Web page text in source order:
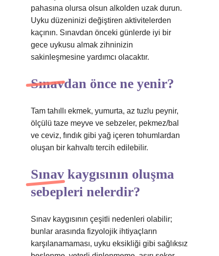
pahasına olursa olsun alkolden uzak durun.
Uyku düzeninizi değiştiren aktivitelerden
kaçının. Sınavdan önceki günlerde iyi bir
gece uykusu almak zihninizin
sakinleşmesine yardımcı olacaktır.
Sınavdan önce ne yenir?
Tam tahıllı ekmek, yumurta, az tuzlu peynir,
ölçülü taze meyve ve sebzeler, pekmez/bal
ve ceviz, fındık gibi yağ içeren tohumlardan
oluşan bir kahvaltı tercih edilebilir.
Sınav kaygısının oluşma
sebepleri nelerdir?
Sınav kaygısının çeşitli nedenleri olabilir;
bunlar arasında fizyolojik ihtiyaçların
karşılanamaması, uyku eksikliği gibi sağlıksız